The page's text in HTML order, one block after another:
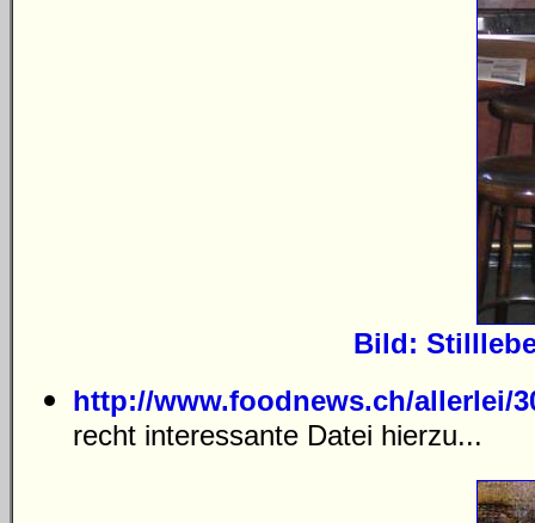
Bild:
http://www.foodnews.ch/allerlei/
recht interessante Datei hierzu...